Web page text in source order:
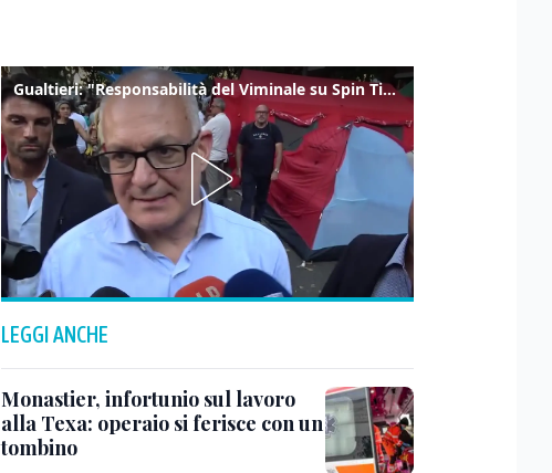
Gualtieri: "Responsabilità del Viminale su Spin Time? La posizione dei partiti è nota"
LEGGI ANCHE
Monastier, infortunio sul lavoro
alla Texa: operaio si ferisce con un
tombino